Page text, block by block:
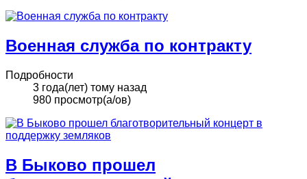
Военная служба по контракту
Подробности
3 года(лет) тому назад
980 просмотр(а/ов)
В Быково прошел